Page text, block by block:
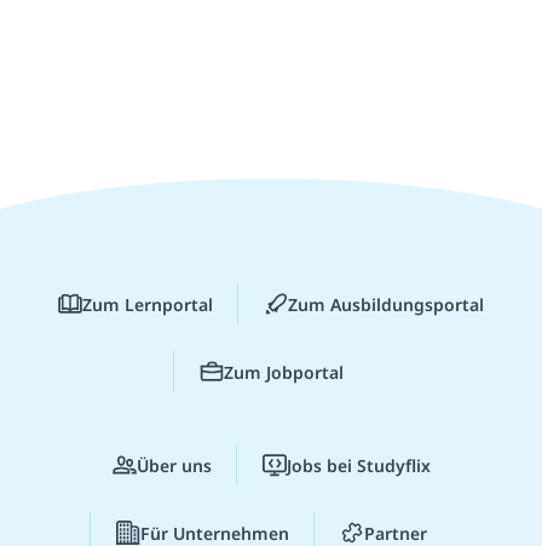
Zum Lernportal Zum Ausbildungsportal
Zum Jobportal
Über uns Jobs bei Studyflix
Für Unternehmen Partner